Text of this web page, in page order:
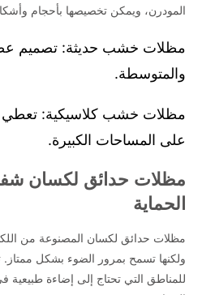
المودرن، ويمكن تخصيصها بأحجام
مظلات خشب حديثة: تصميم
والمتوسطة.
مظلات خشب كلاسيكية: تعطي
على المساحات الكبيرة.
مظلات حدائق لكسان
الحماية
مظلات حدائق لكسان المصنوعة من
ولكنها تسمح بمرور الضوء بشكل ممتاز.
للمناطق التي تحتاج إلى إضاءة